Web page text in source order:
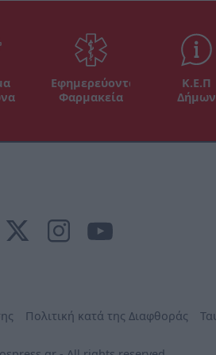
Εφημερεύοντα
Φαρμακεία
Κ.Ε.Π
Δήμων
Πολιτική κατά της Διαφθοράς